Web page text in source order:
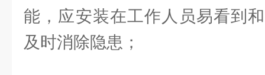
能，应安装在工作人员易看到
及时消除隐患；